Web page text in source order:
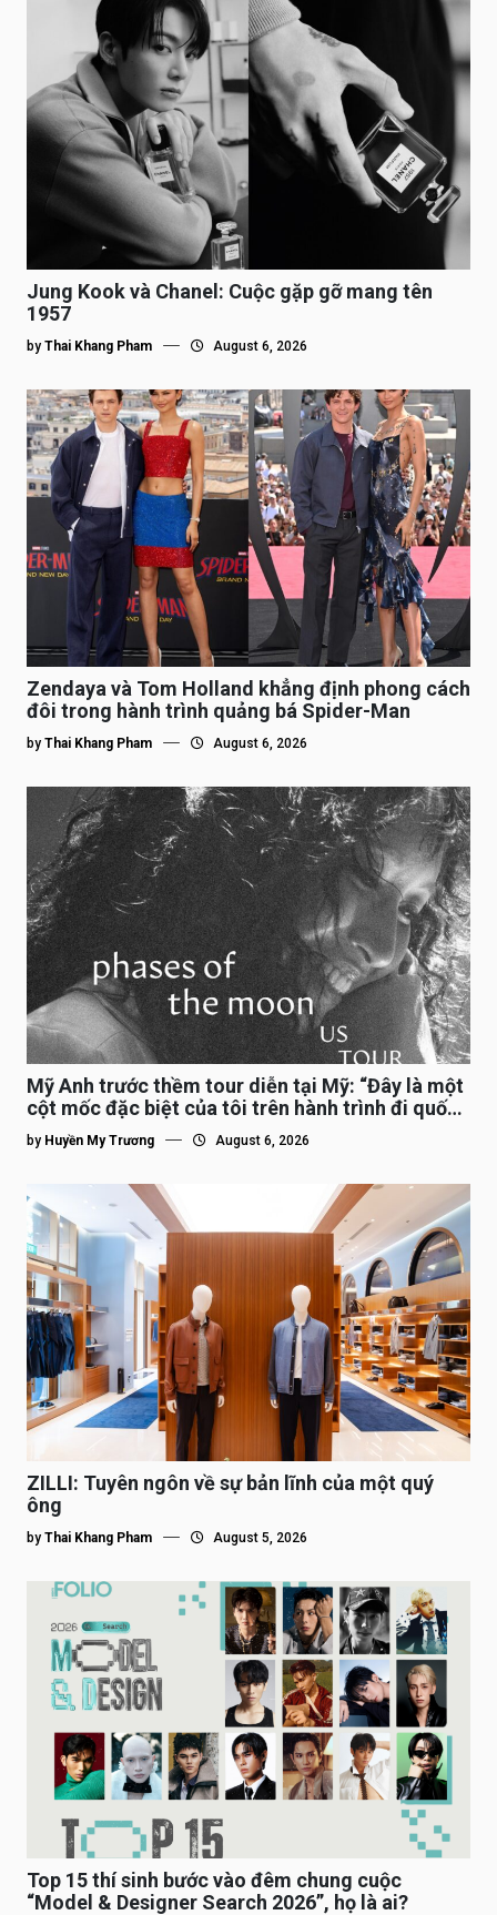
Jung Kook và Chanel: Cuộc gặp gỡ mang tên
1957
by Thai Khang Pham August 6, 2026
Zendaya và Tom Holland khẳng định phong cách
đôi trong hành trình quảng bá Spider-Man
by Thai Khang Pham August 6, 2026
Mỹ Anh trước thềm tour diễn tại Mỹ: “Đây là một
cột mốc đặc biệt của tôi trên hành trình đi quốc
tế”
by Huyền My Trương August 6, 2026
ZILLI: Tuyên ngôn về sự bản lĩnh của một quý
ông
by Thai Khang Pham August 5, 2026
Top 15 thí sinh bước vào đêm chung cuộc
“Model & Designer Search 2026”, họ là ai?